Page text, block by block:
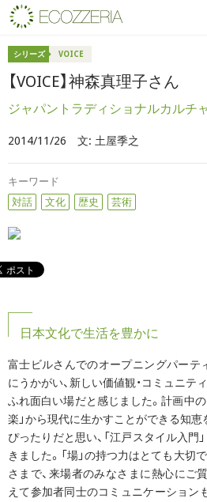
シリーズ VOICE
【VOICE】神森真理子さん
ジャパントラディショナルカルチャ
2014/11/26 文: 土屋季之
キーワード
対話
文化 歴史 芸術
日本文化で生活を豊かに
富士ビルさんでのオープニングパーテ
にうかがい、新しい価値観・コミュニテ
ふれ面白い場だと感じました。計画中の
楽」から現代に生かすことができる知
ぴったりだと思い、「江戸スタイル入門
きました。「場」の持つ力はとても大切
さまで、来場者のみなさまに熱心にご
えて参加者同士のコミュニケーション